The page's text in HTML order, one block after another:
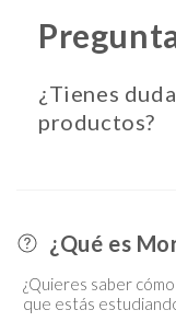
¿Tienes
productos?
n
t
e
n
¿Qué es
¿Quieres saber
que estás